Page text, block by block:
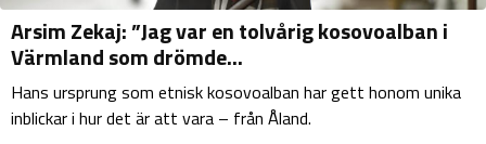
Arsim Zekaj: ”Jag var en tolvårig kosovoalban i
Värmland som drömde...
Hans ursprung som etnisk kosovoalban har gett honom unika
inblickar i hur det är att vara – från Åland.